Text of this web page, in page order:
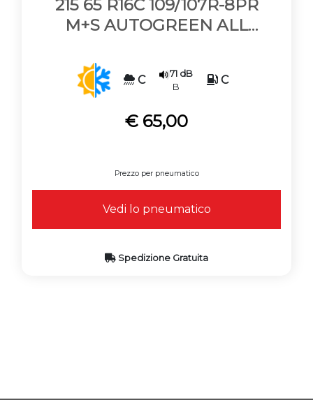
215 65 R16C 109/107R-8PR
M+S AUTOGREEN ALL
C
71 dB
B
C
€ 65,00
Prezzo per pneumatico
Vedi lo pneumatico
Spedizione Gratuita